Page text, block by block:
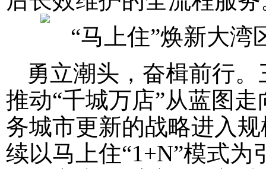
勇立潮头，奋楫前行
推动“千城万店”从蓝图
务城市更新的战略进入
续以马上住“1+N”模式